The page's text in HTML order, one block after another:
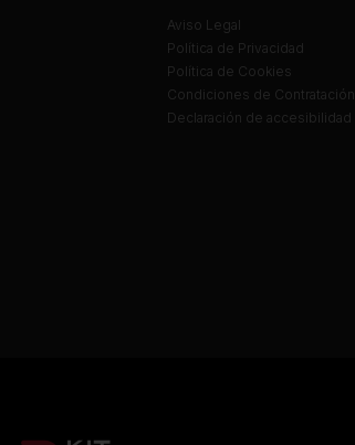
Aviso Legal
Política de Privacidad
Política de Cookies
Condiciones de Contratación
Declaración de accesibilidad